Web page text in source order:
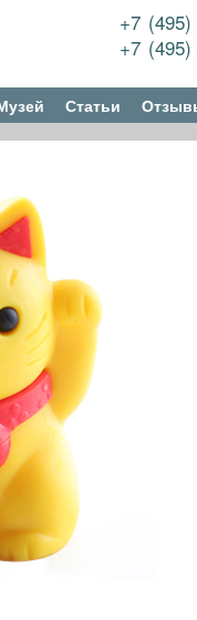
+7 (495)
+7
Статьи